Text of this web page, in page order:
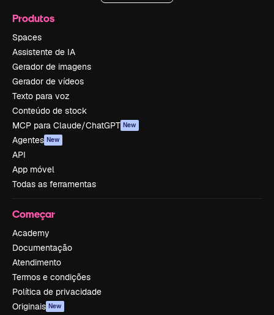
Produtos
Spaces
Assistente de IA
Gerador de imagens
Gerador de vídeos
Texto para voz
Conteúdo de stock
MCP para Claude/ChatGPT New
Agentes New
API
App móvel
Todas as ferramentas
Começar
Academy
Documentação
Atendimento
Termos e condições
Política de privacidade
Originais New